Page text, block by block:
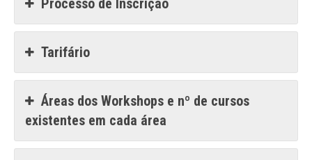
Contatos
Estatísticas da Revista
Ficha técnica
Processo de Inscrição
Tarifário
Áreas dos Workshops e nº de cursos
existentes em cada área